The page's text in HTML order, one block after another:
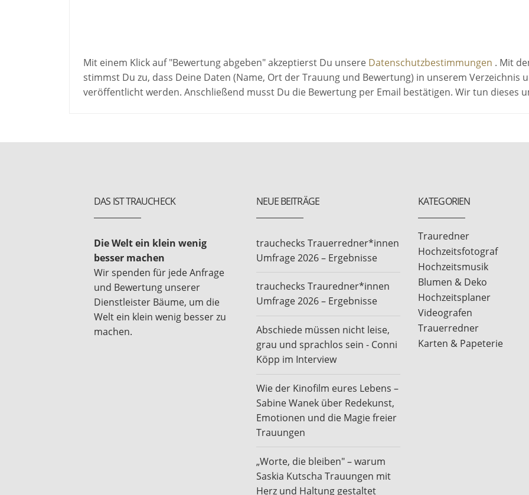
Mit einem Klick auf "Bewertung abgeben" akzeptierst Du unsere Datenschutzbestimmungen . Mit
stimmst Du zu, dass Deine Daten (Name, Ort der Trauung und Bewertung) in unserem Verzeichnis
veröffentlicht werden. Anschließend musst Du die Bewertung per Email bestätigen. Wir tun dieses
DAS IST TRAUCHECK
Die Welt ein klein wenig
besser machen
Wir spenden für jede Anfrage
und Bewertung unserer
Dienstleister Bäume, um die
Welt ein klein wenig besser zu
machen.
NEUE BEITRÄGE
trauchecks Trauerredner*innen
Umfrage 2026 – Ergebnisse
trauchecks Trauredner*innen
Umfrage 2026 – Ergebnisse
Abschiede müssen nicht leise,
grau und sprachlos sein - Conni
Köpp im Interview
Wie der Kinofilm eures Lebens –
Sabine Wanek über Redekunst,
Emotionen und die Magie freier
Trauungen
„Worte, die bleiben" – warum
Saskia Kutscha Trauungen mit
Herz und Haltung gestaltet
KATEGORIEN
Trauredner
Hochzeitsfotograf
Hochzeitsmusik
Blumen & Deko
Hochzeitsplaner
Videografen
Trauerredner
Karten & Papeterie